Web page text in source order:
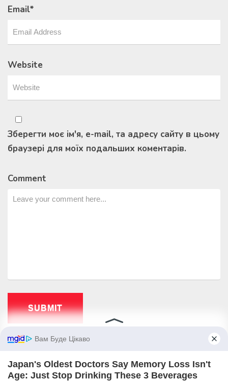
Email*
Website
Зберегти моє ім'я, e-mail, та адресу сайту в цьому
браузері для моїх подальших коментарів.
Comment